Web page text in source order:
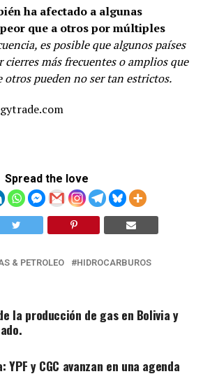
ha afectado a algunas
que a otros por múltiples
es posible que algunos países
cierres más frecuentes o amplios que
otros pueden no ser tan estrictos.
Spread the love
& PETROLEO
HIDROCARBUROS
la producción de gas en Bolivia y
y CGC avanzan en una agenda